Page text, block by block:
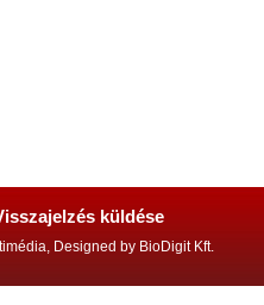
küldése
Designed by BioDigit Kft.